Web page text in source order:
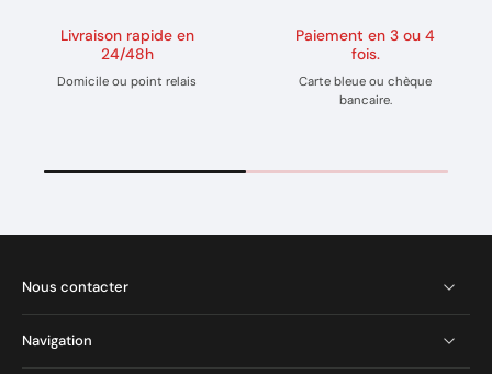
Livraison rapide en
24/48h
Domicile ou point relais
Paiement en 3 ou 4
fois.
Carte bleue ou chèque
bancaire.
Nous contacter
Navigation